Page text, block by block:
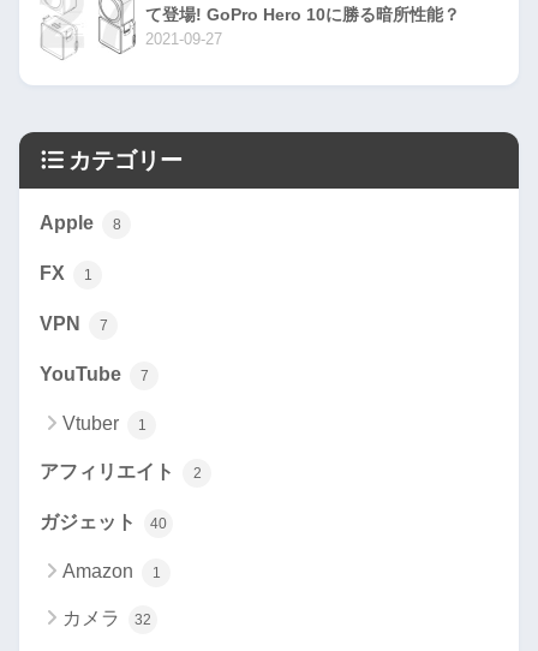
て登場! GoPro Hero 10に勝る暗所性能？
2021-09-27
カテゴリー
Apple 8
FX 1
VPN 7
YouTube 7
Vtuber 1
アフィリエイト 2
ガジェット 40
Amazon 1
カメラ 32